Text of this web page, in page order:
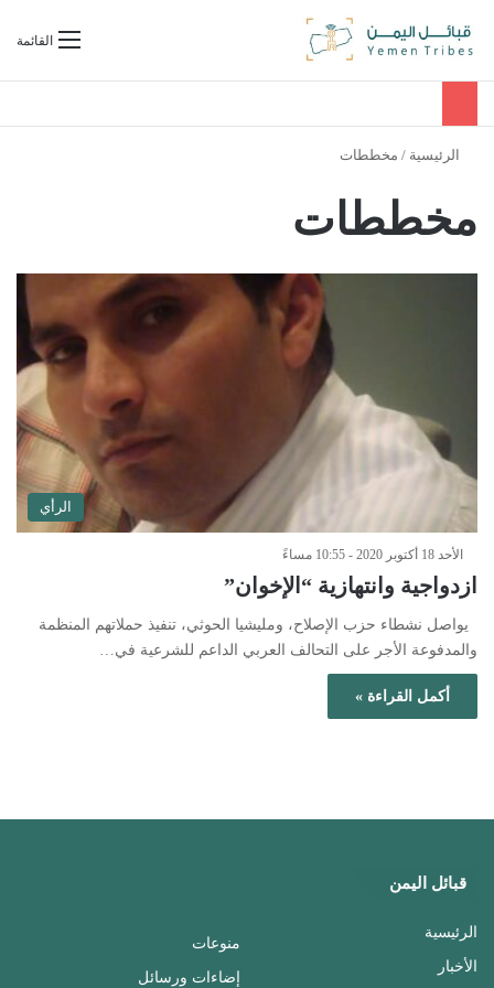
القائمةبحث عن
الرئيسية / مخططات
مخططات
الرأي
الأحد 18 أكتوبر 2020 - 10:55 مساءً
ازدواجية وانتهازية “الإخوان”
يواصل نشطاء حزب الإصلاح، ومليشيا الحوثي، تنفيذ حملاتهم المنظمة
والمدفوعة الأجر على التحالف العربي الداعم للشرعية في…
أكمل القراءة »
قبائل اليمن
الرئيسية
الأخبار
منوعات
إضاءات ورسائل